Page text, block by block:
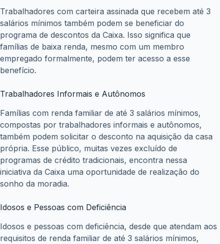
Trabalhadores com carteira assinada que recebem até 3
salários mínimos também podem se beneficiar do
programa de descontos da Caixa. Isso significa que
famílias de baixa renda, mesmo com um membro
empregado formalmente, podem ter acesso a esse
benefício.
Trabalhadores Informais e Autônomos
Famílias com renda familiar de até 3 salários mínimos,
compostas por trabalhadores informais e autônomos,
também podem solicitar o desconto na aquisição da casa
própria. Esse público, muitas vezes excluído de
programas de crédito tradicionais, encontra nessa
iniciativa da Caixa uma oportunidade de realização do
sonho da moradia.
Idosos e Pessoas com Deficiência
Idosos e pessoas com deficiência, desde que atendam aos
requisitos de renda familiar de até 3 salários mínimos,